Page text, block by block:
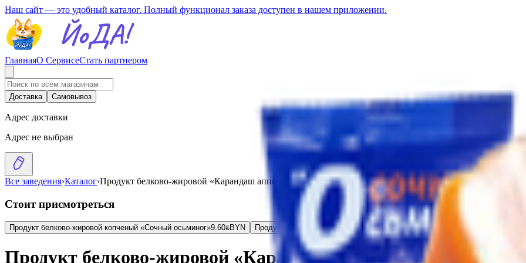
Наш сайт — это удобный каталог. Полный функционал заказа доступен в нашем приложении.
ГлавнаяО СервисеСтать партнером
Доставка Самовывоз
Адрес доставки
Адрес не выбран
Все заведения›Каталог›Продукт белково-жировой «Карандаш аппетитный» с дымком
Стоит присмотреться
Продукт белково-жировой копченый «Сочный осьминог»9.60BYNBYN Продукт из свинины «Грудинка Брестская» копчено-вареный
Продукт белково-жировой «Карандаш аппетитный» с